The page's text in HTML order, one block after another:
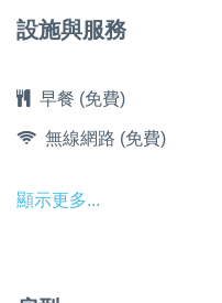
設施與服務
早餐 (免費)
無線網路 (免費)
顯示更多...